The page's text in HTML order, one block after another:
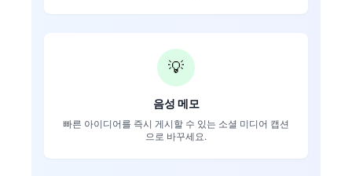
💡
음성 메모
빠른 아이디어를 즉시 게시할 수 있는 소셜 미디어 캡션
으로 바꾸세요.